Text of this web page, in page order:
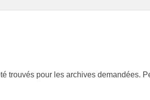
trouvés pour les archives demandées.